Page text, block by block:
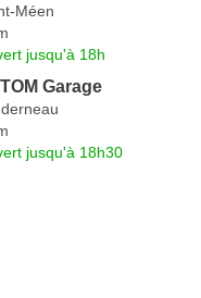
Méen
jusqu'à 18h
Garage
jusqu'à 18h30